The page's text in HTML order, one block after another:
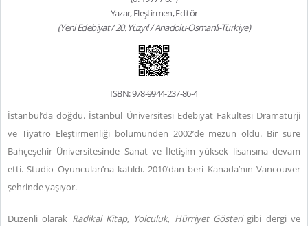
Yazar, Eleştirmen, Editör
(Yeni Edebiyat / 20. Yüzyıl / Anadolu-Osmanlı-Türkiye)
ISBN: 978-9944-237-86-4
İstanbul’da doğdu. İstanbul Üniversitesi Edebiyat Fakültesi Dramaturji
ve Tiyatro Eleştirmenliği bölümünden 2002’de mezun oldu. Bir süre
Bahçeşehir Üniversitesinde Sanat ve İletişim yüksek lisansına devam
etti. Studio Oyuncuları’na katıldı. 2010’dan beri Kanada’nın Vancouver
şehrinde yaşıyor.
Düzenli olarak Radikal Kitap, Yolculuk, Hürriyet Gösteri gibi dergi ve